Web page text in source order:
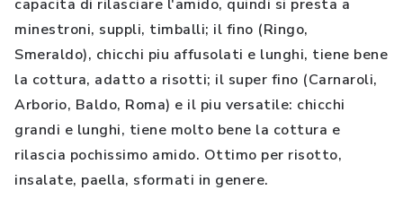
capacita di rilasciare l'amido, quindi si presta a
minestroni, suppli, timballi; il fino (Ringo,
Smeraldo), chicchi piu affusolati e lunghi, tiene bene
la cottura, adatto a risotti; il super fino (Carnaroli,
Arborio, Baldo, Roma) e il piu versatile: chicchi
grandi e lunghi, tiene molto bene la cottura e
rilascia pochissimo amido. Ottimo per risotto,
insalate, paella, sformati in genere.